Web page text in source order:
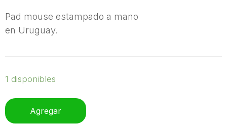
Pad mouse estampado a mano
en Uruguay.
1 disponibles
Agregar